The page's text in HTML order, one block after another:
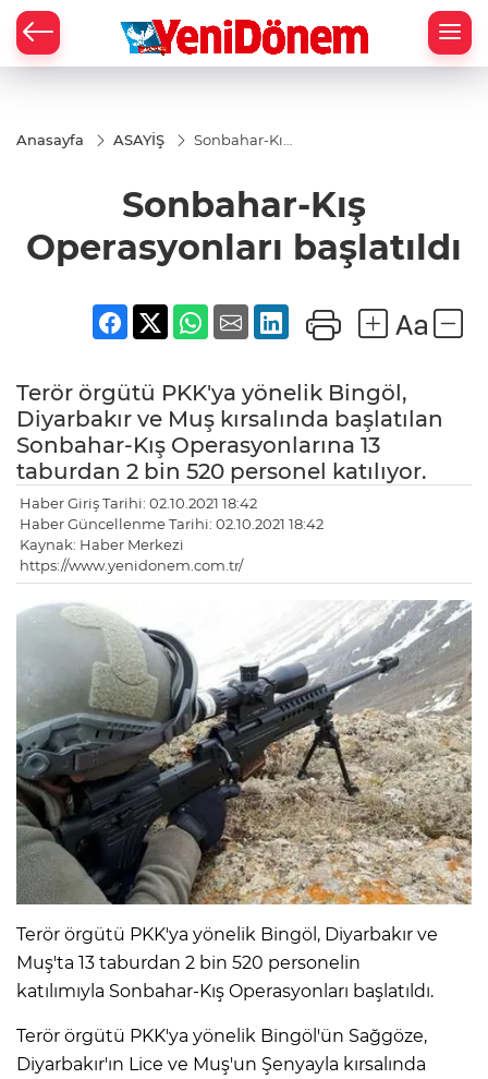
Anasayfa ASAYİŞ
Sonbahar-Kış
Sonbahar-Kış
Operasyonları başlatıldı
Terör örgütü PKK'ya yönelik Bingöl,
Diyarbakır ve Muş kırsalında başlatılan
Sonbahar-Kış Operasyonlarına 13
taburdan 2 bin 520 personel katılıyor.
Haber Giriş Tarihi: 02.10.2021 18:42
Haber Güncellenme Tarihi: 02.10.2021 18:42
Kaynak: Haber Merkezi
https://www.yenidonem.com.tr/
Terör örgütü PKK'ya yönelik Bingöl, Diyarbakır ve
Muş'ta 13 taburdan 2 bin 520 personelin
katılımıyla Sonbahar-Kış Operasyonları başlatıldı.
Terör örgütü PKK'ya yönelik Bingöl'ün Sağgöze,
Diyarbakır'ın Lice ve Muş'un Şenyayla kırsalında